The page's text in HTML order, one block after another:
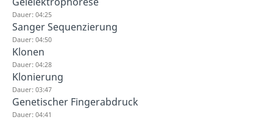
Dauer: 04:25
Sanger Sequenzierung
Dauer: 04:50
Klonen
Dauer: 04:28
Klonierung
Dauer: 03:47
Genetischer Fingerabdruck
Dauer: 04:41